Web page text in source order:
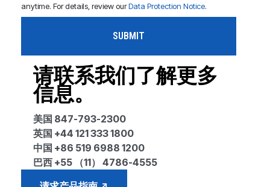
anytime. For details, review ourData Protection Notice.
请联系我们了解更多
信息。
美国 847-793-2300
英国 +44 121 333 1800
中国 +86 519 6988 1200
巴西 +55 （11） 4786-4555